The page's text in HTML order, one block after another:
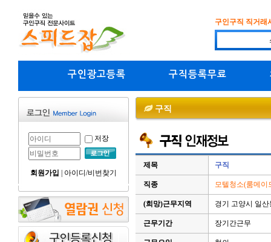
구인구직 직거래
구인광고등록 구직등록무료
저장
회원가입 아이디/비번찾기
구직
제목 구직
직종 모텔청소(룸메이
(희망)근무지역 경기 고양시 일
근무기간 장기간근무